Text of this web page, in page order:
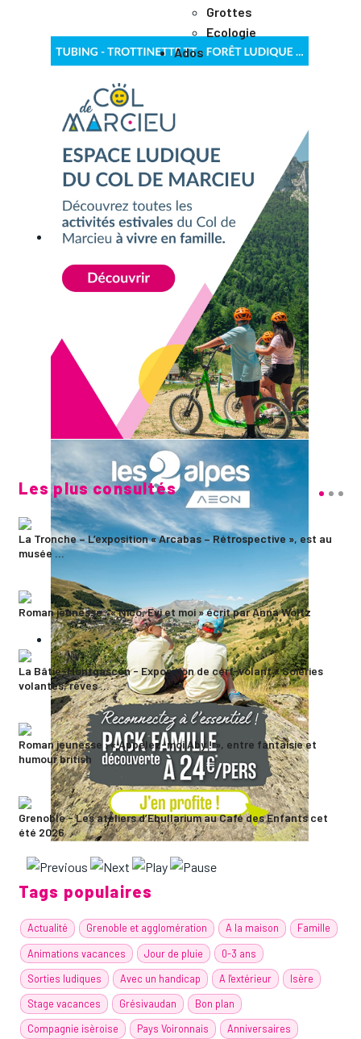
Grottes
Ecologie
Ados
Les plus consultés
La Tronche – L’exposition « Arcabas – Rétrospective », est au
musée ...
Roman jeunesse : « Nico, Evi et moi » écrit par Anna Woltz
La Bâtie-Montgascon - Exposition de cerf-volant « Soieries
volantes, rêves ...
Roman jeunesse : « Appelez-moi Aby ! », entre fantaisie et
humour british
Grenoble - Les ateliers d’Ebullarium au Café des Enfants cet
été 2026
Tags populaires
Actualité Grenoble et agglomération A la maison
Famille
Animations vacances
Jour de pluie
0-3 ans
Sorties ludiques
Avec un handicap A l'extérieur
Isère
Stage vacances
Grésivaudan
Bon plan
Compagnie isèroise
Pays Voironnais Anniversaires